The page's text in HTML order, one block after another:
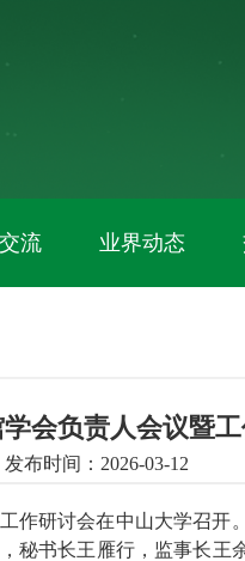
流 业界动态
会负责人会议暨
发布时间：2026-03-12
作研讨会在中山大学召
秘书长王雁行，监事长王